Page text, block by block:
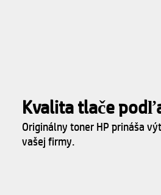
Kvalita tlače
Originálny toner HP prináša
vašej firmy.